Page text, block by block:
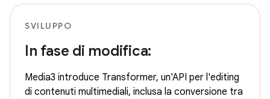
SVILUPPO
In fase di modifica:
Media3 introduce Transformer, un'API per l'editing
di contenuti multimediali, inclusa la conversione tra